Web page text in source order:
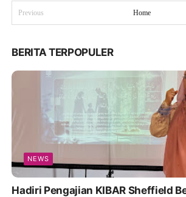
Previous Home
BERITA TERPOPULER
NEWS
Hadiri Pengajian KIBAR Sheffield